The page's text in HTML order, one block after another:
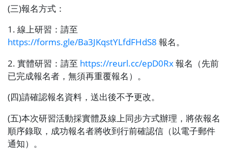
(三)報名方式：
1. 線上研習：請至
https://forms.gle/Ba3JKqstYLfdFHdS8 報名。
2. 實體研習：請至 https://reurl.cc/epD0Rx報名（先前
已完成報名者，無須再重覆報名）。
(四)請確認報名資料，送出後不予更改。
(五)本次研習活動採實體及線上同步方式辦理，將依報名
順序錄取，成功報名者將收到行前確認信（以電子郵件
通知）。